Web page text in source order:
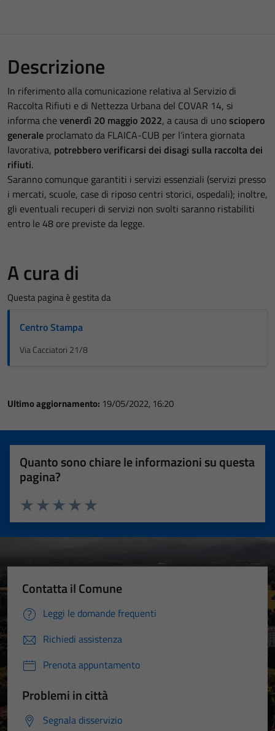
Descrizione
In riferimento alla comunicazione relativa al Servizio di
Raccolta Rifiuti e di Nettezza Urbana del COVAR 14, si
informa chevenerdì 20 maggio 2022, a causa di unosciopero
generale proclamato da FLAICA-CUB per l’intera giornata
lavorativa, potrebbero verificarsi dei disagi sulla raccolta dei
rifiuti.
Saranno comunque garantiti i servizi essenziali (servizi presso
i mercati, scuole, case di riposo centri storici, ospedali); inoltre,
gli eventuali recuperi di servizi non svolti saranno ristabiliti
entro le 48 ore previste da legge.
A cura di
Questa pagina è gestita da
Centro Stampa
Via Cacciatori 21/8
Ultimo aggiornamento: 19/05/2022, 16:20
Quanto sono chiare le informazioni su questa
pagina?
Valuta 5 stelle su 5
Valuta 4 stelle su 5
Valuta 3 stelle su 5
Valuta 2 stelle su 5
Valuta 1 stelle su 5
Contatta il Comune
Leggi le domande frequenti
Richiedi assistenza
Prenota appuntamento
Problemi in città
Segnala disservizio